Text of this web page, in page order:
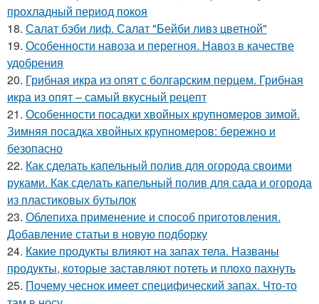
прохладный период покоя
18. Салат бэби лиф. Салат "Бейби ливз цветной"
19. Особенности навоза и перегноя. Навоз в качестве
удобрения
20. Грибная икра из опят с болгарским перцем. Грибная
икра из опят – самый вкусный рецепт
21. Особенности посадки хвойных крупномеров зимой.
Зимняя посадка хвойных крупномеров: бережно и
безопасно
22. Как сделать капельный полив для огорода своими
руками. Как сделать капельный полив для сада и огорода
из пластиковых бутылок
23. Облепиха применение и способ приготовления.
Добавление статьи в новую подборку
24. Какие продукты влияют на запах тела. Названы
продукты, которые заставляют потеть и плохо пахнуть
25. Почему чеснок имеет специфический запах. Что-то